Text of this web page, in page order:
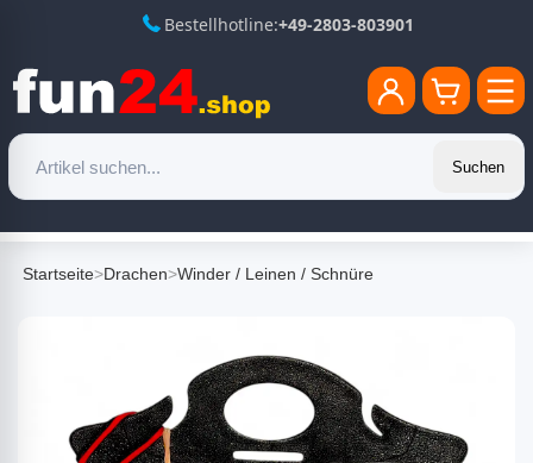
Bestellhotline:+49-2803-803901
Suchen
Startseite>Drachen>Winder / Leinen / Schnüre